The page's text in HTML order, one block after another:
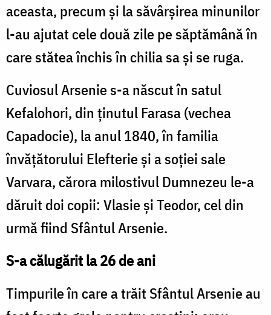
aceasta, precum şi la săvârşirea minunilor
l-au ajutat cele două zile pe săptămână în
care stătea închis în chilia sa şi se ruga.
Cuviosul Arsenie s-a născut în satul
Kefalohori, din ţinutul Farasa (vechea
Capadocie), la anul 1840, în familia
învăţătorului Elefterie şi a soţiei sale
Varvara, cărora milostivul Dumnezeu le-a
dăruit doi copii: Vlasie şi Teodor, cel din
urmă fiind Sfântul Arsenie.
S-a călugărit la 26 de ani
Timpurile în care a trăit Sfântul Arsenie au